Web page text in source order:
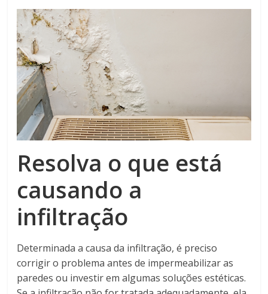
Resolva o que está
causando a
infiltração
Determinada a causa da infiltração, é preciso
corrigir o problema antes de impermeabilizar as
paredes ou investir em algumas soluções estéticas.